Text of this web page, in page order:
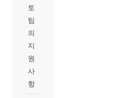
토
팀
의
지
원
사
항